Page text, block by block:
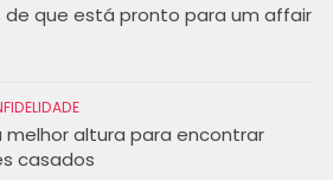
de que está pronto para um affair
melhor altura para encontrar
casados